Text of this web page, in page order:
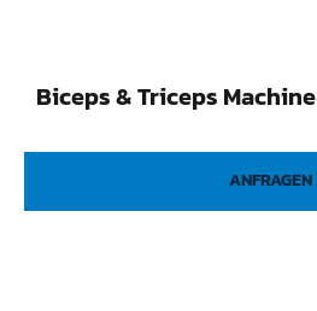
Biceps & Triceps Machine
ANFRAGEN